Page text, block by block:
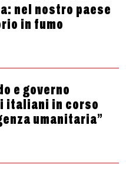
nel nostro paese
in fumo
e governo
italiani in corso
umanitaria”